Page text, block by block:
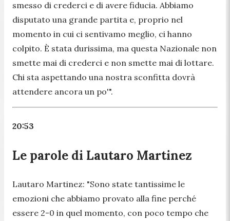
smesso di crederci e di avere fiducia. Abbiamo
disputato una grande partita e, proprio nel
momento in cui ci sentivamo meglio, ci hanno
colpito. È stata durissima, ma questa Nazionale non
smette mai di crederci e non smette mai di lottare.
Chi sta aspettando una nostra sconfitta dovrà
attendere ancora un po'".
20:53
Le parole di Lautaro Martinez
Lautaro Martinez: "Sono state tantissime le
emozioni che abbiamo provato alla fine perché
essere 2-0 in quel momento, con poco tempo che